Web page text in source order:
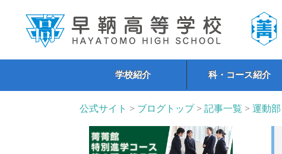
学校紹介 科・コース紹介
公式サイト > ブログトップ>記事一覧 >運動部